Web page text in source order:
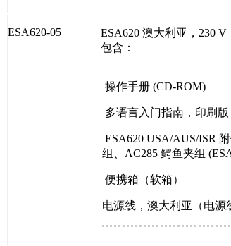
ESA620-05
ESA620 澳大利亚，230 V
包含：
操作手册 (CD-ROM)
多语言入门指南，印刷版
ESA620 USA/AUS/ISR
组、AC285 鳄鱼夹组
便携箱（软箱）
电源线，澳大利亚（电源